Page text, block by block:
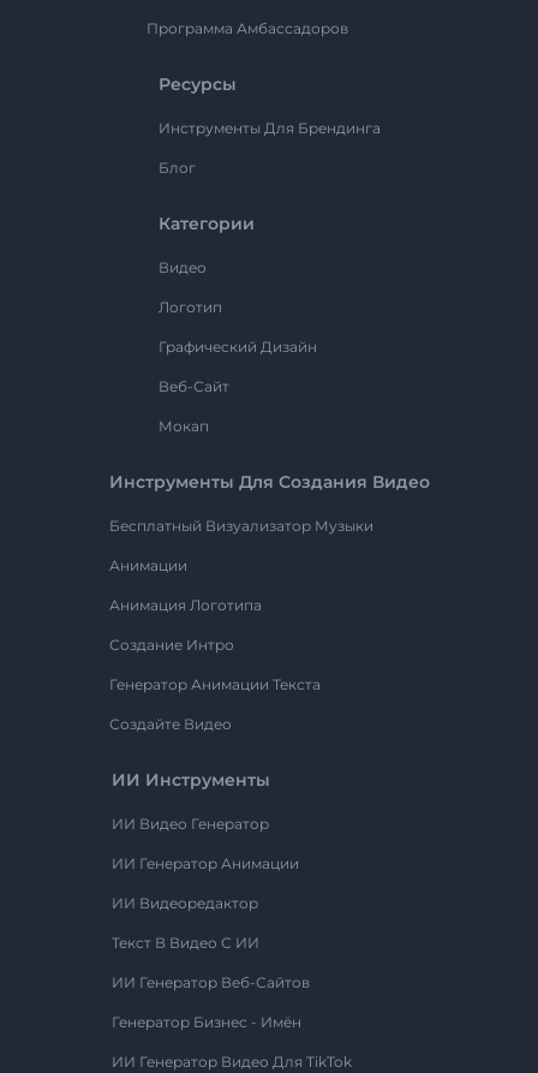
Программа Амбассадоров
Ресурсы
Инструменты Для Брендинга
Блог
Категории
Видео
Логотип
Графический Дизайн
Веб-Сайт
Мокап
Инструменты Для Создания Видео
Бесплатный Визуализатор Музыки
Анимации
Анимация Логотипа
Создание Интро
Генератор Анимации Текста
Создайте Видео
ИИ Инструменты
ИИ Видео Генератор
ИИ Генератор Анимации
ИИ Видеоредактор
Текст В Видео С ИИ
ИИ Генератор Веб-Сайтов
Генератор Бизнес - Имён
ИИ Генератор Видео Для TikTok